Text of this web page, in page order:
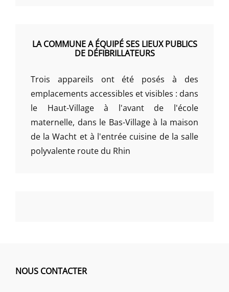
LA COMMUNE A ÉQUIPÉ SES LIEUX PUBLICS
DE DÉFIBRILLATEURS
Trois appareils ont été posés à des
emplacements accessibles et visibles : dans
le Haut-Village à l'avant de l'école
maternelle, dans le Bas-Village à la maison
de la Wacht et à l'entrée cuisine de la salle
polyvalente route du Rhin
NOUS CONTACTER